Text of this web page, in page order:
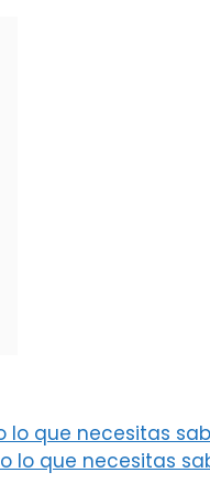
lo que necesitas
lo que necesitas